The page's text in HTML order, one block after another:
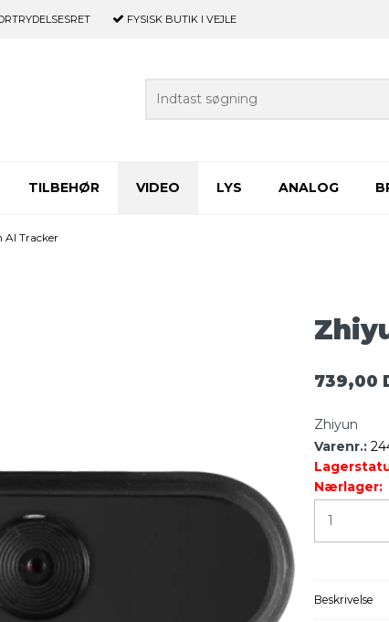
FYSISK BUTIK I VEJLE
TILBEHØR VIDEO LYS ANALOG
AI Tracker
739,00
Zhiyun
Varenr.:
Nærlager:
Beskrivelse